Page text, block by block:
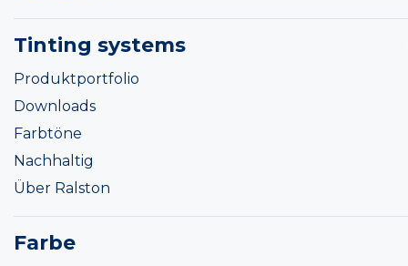
Tinting systems
Produktportfolio
Downloads
Farbtöne
Nachhaltig
Über Ralston
Farbe